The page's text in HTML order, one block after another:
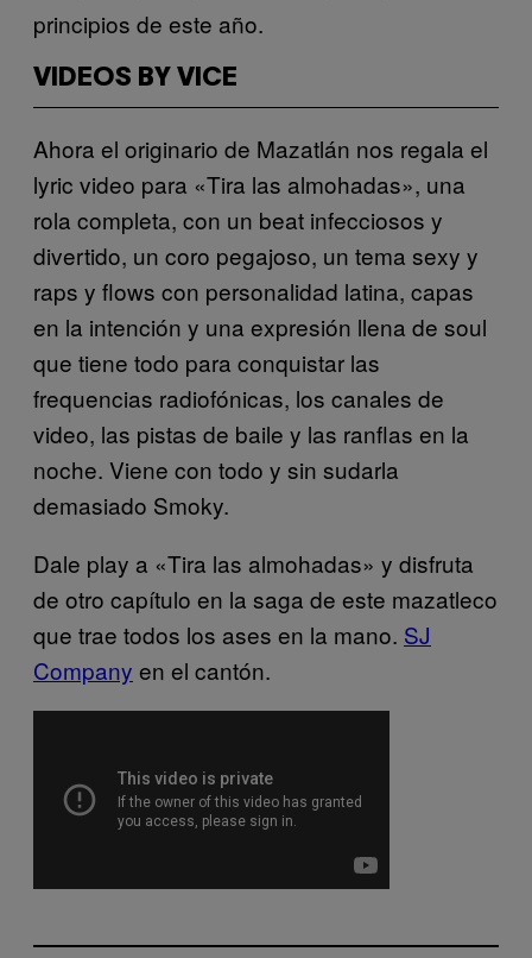
principios de este año.
VIDEOS BY VICE
Ahora el originario de Mazatlán nos regala el
lyric video para «Tira las almohadas», una
rola completa, con un beat infecciosos y
divertido, un coro pegajoso, un tema sexy y
raps y flows con personalidad latina, capas
en la intención y una expresión llena de soul
que tiene todo para conquistar las
frequencias radiofónicas, los canales de
video, las pistas de baile y las ranflas en la
noche. Viene con todo y sin sudarla
demasiado Smoky.
Dale play a «Tira las almohadas» y disfruta
de otro capítulo en la saga de este mazatleco
que trae todos los ases en la mano. SJ
Company en el cantón.